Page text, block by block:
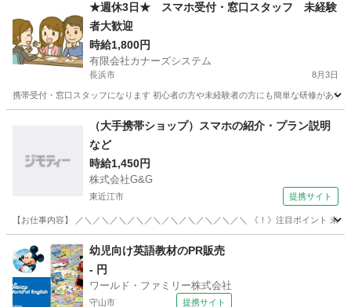
★週休3日★ スマホ受付・窓口スタッフ 未経験
者大歓迎
時給1,800円
有限会社カナーズシステム
長浜市 8月3日
携帯受付・窓口スタッフになります 初心者の方や未経験者の方にも簡単な研修があ
携帯ショップ 時給
（大手携帯ショップ）スマホの紹介・プラン説明
など
時給1,450円
株式会社G&G
東近江市 提携サイト
【お仕事内容】 ／＼／＼／＼／＼／＼／＼／＼／＼／＼／＼ 《！》注目ポイント 未
滋賀 東近江市 その他
幼児向け英語教材のPR販売
- 円
ワールド・ファミリー株式会社
守山市 提携サイト